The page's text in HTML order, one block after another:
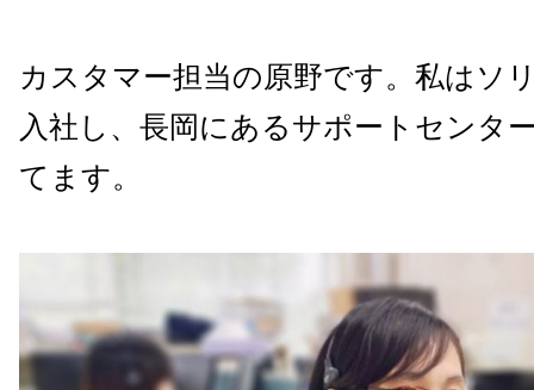
カスタマー担当の原野です。私はソ
入社し、長岡にあるサポートセンタ
てます。